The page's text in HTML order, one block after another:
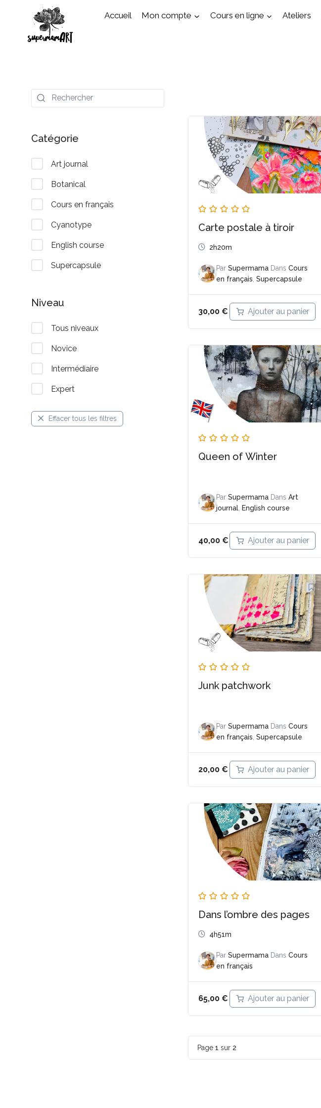
contenu
Accueil Mon compte Cours en ligne Ateliers
Catégorie
Art journal
Botanical
Cours en français
Cyanotype
English course
Supercapsule
Niveau
Tous niveaux
Novice
Intermédiaire
Expert
Effacer tous les filtres
Carte postale à tiroir
2h20m
Par SupermamaDans Cours
en français Supercapsule
30,00 € Ajouter au panier
Queen of Winter
Par SupermamaDans Art
journal, English course
40,00 € Ajouter au panier
Junk patchwork
Par SupermamaDans Cours
en français Supercapsule
20,00 € Ajouter au panier
Dans l’ombre des pages
4h51m
Par SupermamaDans Cours
en français
65,00 € Ajouter au panier
Page 1 sur 2